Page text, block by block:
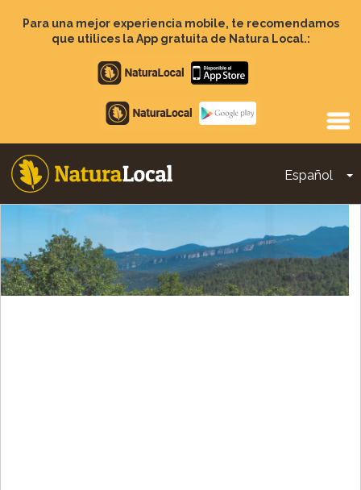
contenido
Para una mejor experiencia mobile, te recomendamos
que utilices la App gratuita de Natura Local.:
Apple
store
Google
Play
Español
Main
navigation